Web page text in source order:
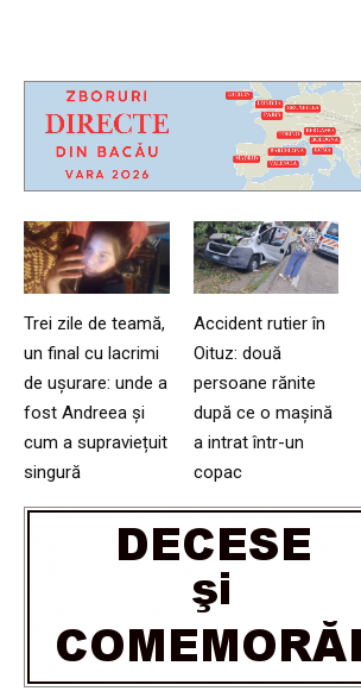
Trei zile de teamă,
un final cu lacrimi
de ușurare: unde a
fost Andreea și
cum a supraviețuit
singură
Accident rutier în
Oituz: două
persoane rănite
după ce o mașină
a intrat într-un
copac